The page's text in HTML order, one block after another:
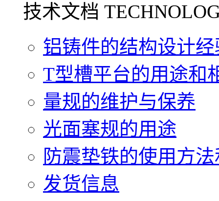
技术文档
铝铸件的结构设计经
T型槽平台的用途和
量规的维护与保养
光面塞规的用途
防震垫铁的使用方
发货信息